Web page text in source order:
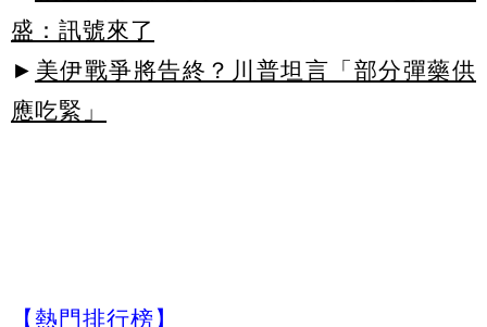
盛：訊號來了
► 美伊戰爭將告終？川普坦言「部分彈藥供
應吃緊」
【熱門排行榜】